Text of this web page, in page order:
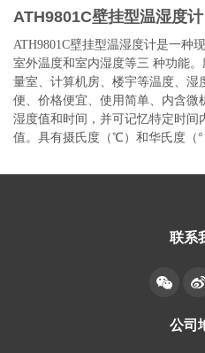
ATH9801C壁挂型温湿度计
ATH9801C壁挂型温湿度计是一种
室外温度和室内湿度等三 种功能
量室、计算机房、楼宇等温度、湿
便、价格便宜、使用简单、内含微
湿度值和时间，并可记忆特定时间
值。具有摄氏度（℃）和华氏度（°
联系
公司